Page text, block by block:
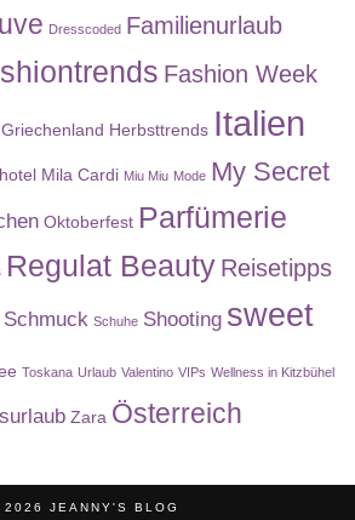
Dresscoded Familienurlaub
Fashion Week
Griechenland Herbsttrends Italien
Mila Cardi Miu Miu Mode My Secret
Oktoberfest Parfümerie
Regulat Beauty Reisetipps
Schmuck Schuhe Shooting sweet
Toskana Urlaub Valentino VIPs Wellness in Kitzbühel
Zara Österreich
2026 JEANNY'S BLOG